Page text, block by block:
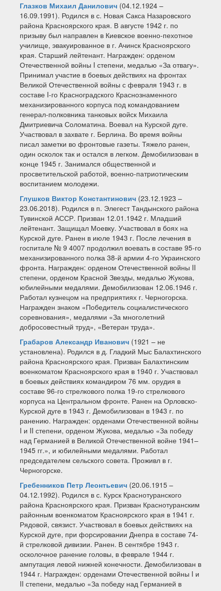
Глазков Михаил Данилович (04.12.1924 –
16.09.1991). Родился в с. Новая Сакса Назаровского
района Красноярского края. В августе 1942 г. по
призыву был направлен в Киевское военно-пехотное
училище, эвакуированное в г. Ачинск Красноярского
края. Старший лейтенант. Награжден: орденом
Отечественной войны I степени, медалью «За отвагу».
Принимал участие в боевых действиях на фронтах
Великой Отечественной войны с февраля 1943 г. в
составе I-го Красноградского Краснознаменного
механизированного корпуса под командованием
генерал-полковника танковых войск Михаила
Дмитриевича Соломатина. Воевал на Курской дуге.
Участвовал в захвате г. Берлина. Во время войны
писал заметки во фронтовые газеты. Тяжело ранен,
один осколок так и остался в легком. Демобилизован в
конце 1945 г. Занимался общественной и
просветительской работой, военно-патриотическим
воспитанием молодежи.
Глушков Виктор Константинович (23.12.1923 –
23.06.2018). Родился в п. Элегест Тандынского района
Тувинской АССР. Призван 12.01.1942 г. Младший
лейтенант. Защищал Моевку. Участвовал в боях на
Курской дуге. Ранен в июле 1943 г. После лечения в
госпитале № 9 4007 продолжил воевать в составе 95-го
механизированного полка 38-й армии 4-го Украинского
фронта. Награжден: орденом Отечественной войны II
степени, орденом Красной Звезды, медалью Жукова,
юбилейными медалями. Демобилизован 12.06.1946 г.
Работал кузнецом на предприятиях г. Черногорска.
Награжден знаком «Победитель социалистического
соревнования», медалями «За многолетний
добросовестный труд», «Ветеран труда».
Грабаров Александр Иванович (1921 – не
установлена). Родился в д. Гладкий Мыс Балахтинского
района Красноярского края. Призван Балахтинским
военкоматом Красноярского края в 1940 г. Участвовал
в боевых действиях командиром 76 мм. орудия в
составе 96-го стрелкового полка 19-го стрелкового
корпуса на Центральном фронте. Ранен на Орловско-
Курской дуге в 1943 г. Демобилизован в 1943 г. по
ранению. Награжден: орденами Отечественной войны
I и II степени, орденом Жукова, медалью «За победу
над Германией в Великой Отечественной войне 1941–
1945 гг.», и юбилейными медалями. Работал
председателем сельского совета. Проживл в г.
Черногорске.
Гребенников Петр Леонтьевич (20.06.1915 –
04.12.1992). Родился в с. Курск Краснотуранского
района Красноярского края. Призван Краснотуранским
районным военкоматом Красноярского края в 1941 г.
Рядовой, связист. Участвовал в боевых действиях на
Курской дуге, при форсировании Днепра в составе 74-
й стрелковой дивизии. Ранен. В сентябре 1943 г.
осколочное ранение головы, в феврале 1944 г.
ампутация левой нижней конечности. Демобилизован в
1944 г. Награжден: орденами Отечественной войны I и
II степени, медалью «За победу над Германией в